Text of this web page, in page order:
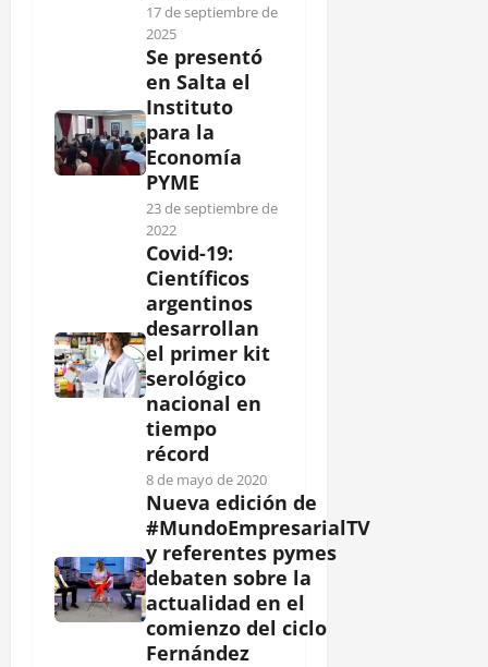
17 de septiembre de
2025
Se presentó
en Salta el
Instituto
para la
Economía
PYME
23 de septiembre de
2022
Covid-19:
Científicos
argentinos
desarrollan
el primer kit
serológico
nacional en
tiempo
récord
8 de mayo de 2020
Nueva edición de
#MundoEmpresarialTV
y referentes pymes
debaten sobre la
actualidad en el
comienzo del ciclo
Fernández